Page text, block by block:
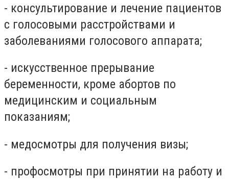
- консультирование и лечение пациентов
с голосовыми расстройствами и
заболеваниями голосового аппарата;
- искусственное прерывание
беременности, кроме абортов по
медицинским и социальным
показаниям;
- медосмотры для получения визы;
- профосмотры при принятии на работу и